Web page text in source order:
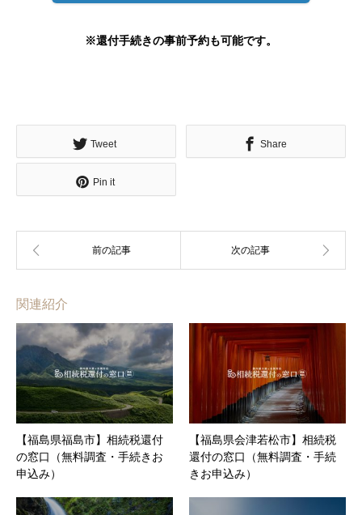
※還付手続きの事前予約も可能です。
Tweet Share
Pin it
関連紹介
【福島県福島市】相続税還付
の窓口（無料調査・手続きお
申込み）
【福島県会津若松市】相続税
還付の窓口（無料調査・手続
きお申込み）